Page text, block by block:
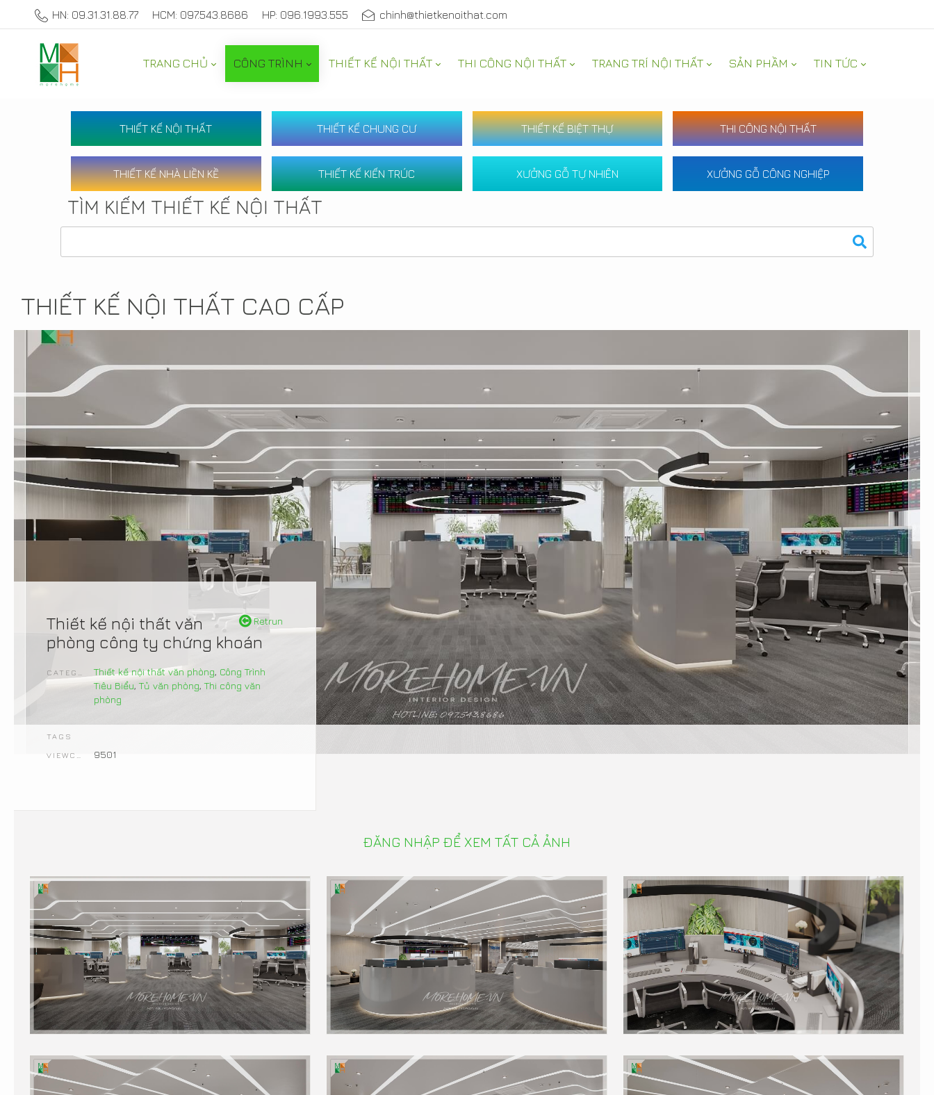
HN: 09.31.31.88.77 HCM: 097.543.8686 HP: 096.1993.555 chinh@thietkenoithat.com
TRANG CHỦ CÔNG TRÌNH THIẾT KẾ NỘI THẤT THI CÔNG NỘI THẤT TRANG TRÍ NỘI THẤT SẢN PHẦM TIN TỨC
THIẾT KẾ NỘI THẤT THIẾT KẾ CHUNG CƯ THIẾT KẾ BIỆT THỰ THI CÔNG NỘI THẤT
THIẾT KẾ NHÀ LIỀN KỀ THIẾT KẾ KIẾN TRÚC XƯỞNG GỖ TỰ NHIÊN XƯỞNG GỖ CÔNG NGHIỆP
TÌM KIẾM THIẾT KẾ NỘI THẤT
THIẾT KẾ NỘI THẤT CAO CẤP
Retrun
Thiết kế nội thất văn
phòng công ty chứng khoán
Thiết kế nội thất văn phòng, Công Trình
Tiêu Biểu, Tủ văn phòng, Thi công văn
phòng
TAGS
9501
ĐĂNG NHẬP ĐỂ XEM TẤT CẢ ẢNH